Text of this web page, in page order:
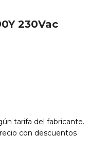
230Vac
tarifa del fabricante.
con descuentos